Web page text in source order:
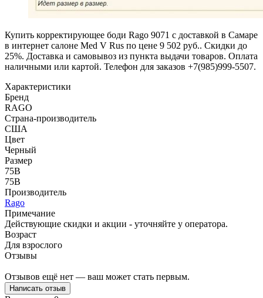
Купить корректирующее боди Rago 9071 с доставкой в Самаре
в интернет салоне Med V Rus по цене 9 502 руб.. Скидки до
25%. Доставка и самовывоз из пункта выдачи товаров. Оплата
наличными или картой. Телефон для заказов +7(985)999-5507.
Характеристики
Бренд
RAGO
Страна-производитель
США
Цвет
Черный
Размер
75B
75B
Производитель
Rago
Примечание
Действующие скидки и акции - уточняйте у оператора.
Возраст
Для взрослого
Отзывы
Отзывов ещё нет — ваш может стать первым.
Написать отзыв